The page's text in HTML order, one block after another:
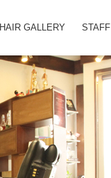
STAFF
HAIR GALLERY